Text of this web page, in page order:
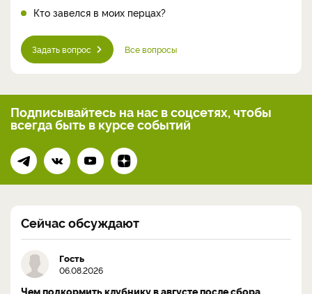
Кто завелся в моих перцах?
Задать вопрос Все вопросы
Подписывайтесь на нас в соцсетях, чтобы
всегдабыть в курсе событий
Сейчас обсуждают
Гость
06.08.2026
Чем подкормить клубнику в августе после сбора